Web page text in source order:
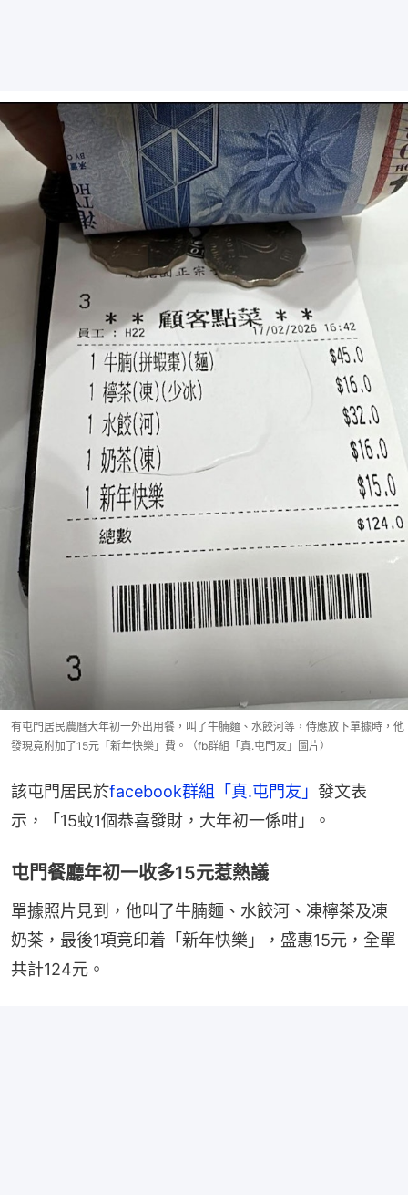
有屯門居民農曆大年初一外出用餐，叫了牛腩麵、水餃河等，侍應放下單據時，他
發現竟附加了15元「新年快樂」費。（fb群組「真.屯門友」圖片）
該屯門居民於facebook群組「真.屯門友」 發文表
示，「15蚊1個恭喜發財，大年初一係咁」。
屯門餐廳年初一收多15元惹熱議
單據照片見到，他叫了牛腩麵、水餃河、凍檸茶及凍
奶茶，最後1項竟印着「新年快樂」，盛惠15元，全單
共計124元。